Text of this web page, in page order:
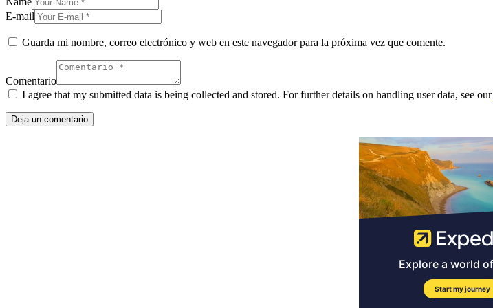
E-mail
Guarda mi nombre, correo electrónico y web en este navegador para la próxima vez que comente.
Comentario
I agree that my submitted data is being collected and stored. For further details on handling user data, see our